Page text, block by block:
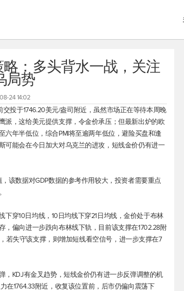
：多头背水一战，关注
局势
24 14:02
交投于1746.20美元/盎司附近，虽然市场正在等待本周晚
派，这给美元提供支撑，令金价承压；但最新出炉的欧
年半低位，综合PMI将至逾两年低位，避险买盘和逢
可能会在今日加大对乌克兰的进攻，短线金价仍有进一
该数据对GDP数据的参考作用较大，投资者需要重点
下穿10日均线，10日均线下穿21日均线，金价处于布林
偏向进一步跌向布林线下轨，目前该支撑在1702.28附
若失守该支撑，则增加短线看空信号，进一步支撑在7
KDJ有金叉趋势，短线金价仍有进一步反弹调整的机
在1764.33附近，收复该位置前，后市仍偏向震荡下